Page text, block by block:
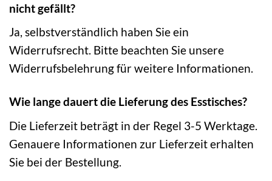
nicht gefällt?
Ja, selbstverständlich haben Sie ein
Widerrufsrecht. Bitte beachten Sie unsere
Widerrufsbelehrung für weitere Informationen.
Wie lange dauert die Lieferung des Esstisches?
Die Lieferzeit beträgt in der Regel 3-5 Werktage.
Genauere Informationen zur Lieferzeit erhalten
Sie bei der Bestellung.